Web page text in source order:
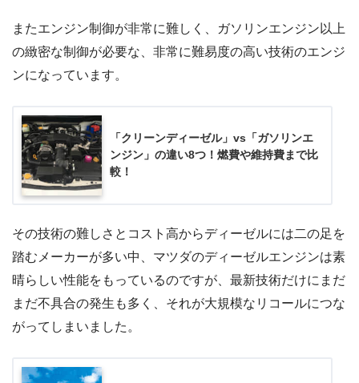
またエンジン制御が非常に難しく、ガソリンエンジン以上
の緻密な制御が必要な、非常に難易度の高い技術のエンジ
ンになっています。
「クリーンディーゼル」vs「ガソリンエ
ンジン」の違い8つ！燃費や維持費まで比
較！
その技術の難しさとコスト高からディーゼルには二の足を
踏むメーカーが多い中、マツダのディーゼルエンジンは素
晴らしい性能をもっているのですが、最新技術だけにまだ
まだ不具合の発生も多く、それが大規模なリコールにつな
がってしまいました。